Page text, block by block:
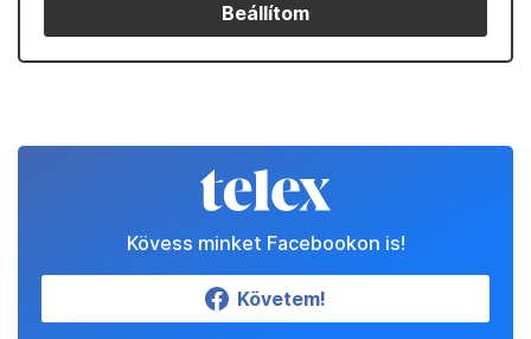
Beállítom
Kövess minket Facebookon is!
Követem!